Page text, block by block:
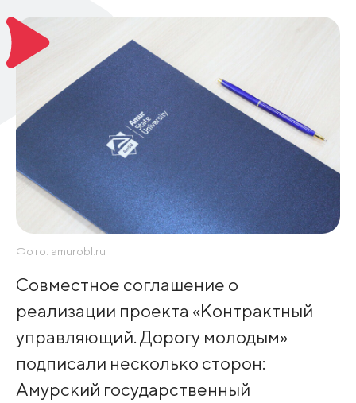
Фото: amurobl.ru
Совместное соглашение о
реализации проекта «Контрактный
управляющий. Дорогу молодым»
подписали несколько сторон:
Амурский государственный